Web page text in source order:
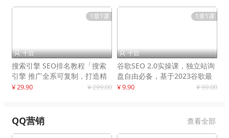
1章1课
 千启
搜索引擎 SEO排名教程「搜索
引擎 推广全系可复制，打造精
准被动流量系统
¥ 29.90 ¥ 299.00
1章1课
 千启
谷歌SEO 2.0实操课，独立站询
盘自由必备，基于2023谷歌最
新算法录制
¥ 9.90 ¥ 99.00
QQ营销 查看全部